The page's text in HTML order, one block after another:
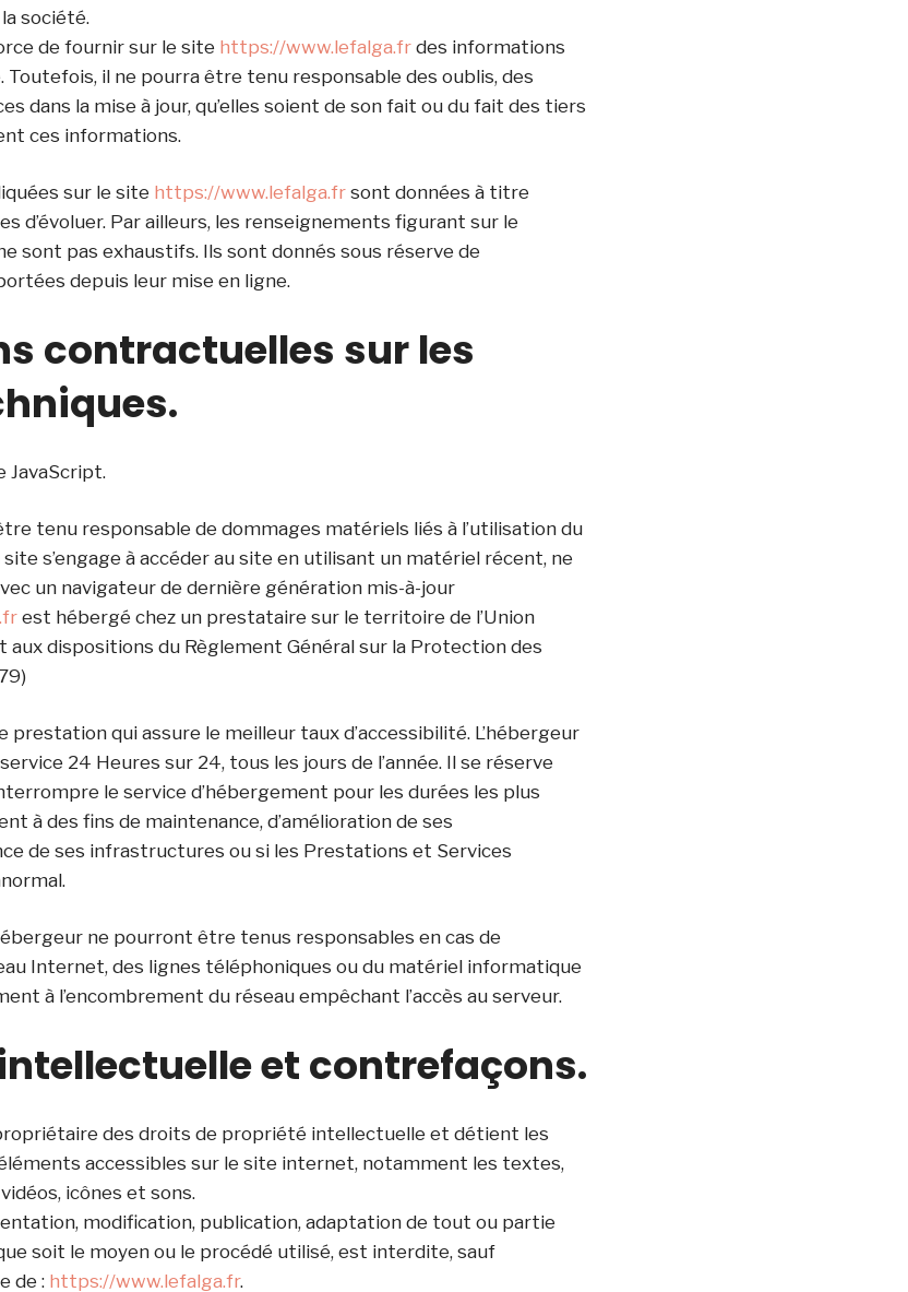
société.
de fournir sur le site https://www.lefalga.fr des informations
Toutefois, il ne pourra être tenu responsable des oublis, des
dans la mise à jour, qu’elles soient de son fait ou du fait des tiers
ces informations.
sur le site https://www.lefalga.fr sont données à titre
d’évoluer. Par ailleurs, les renseignements figurant sur le
sont pas exhaustifs. Ils sont donnés sous réserve de
depuis leur mise en ligne.
contractuelles sur les
JavaScript.
tenu responsable de dommages matériels liés à l’utilisation du
s’engage à accéder au site en utilisant un matériel récent, ne
un navigateur de dernière génération mis-à-jour
est hébergé chez un prestataire sur le territoire de l’Union
dispositions du Règlement Général sur la Protection des
prestation qui assure le meilleur taux d’accessibilité. L’hébergeur
24 Heures sur 24, tous les jours de l’année. Il se réserve
le service d’hébergement pour les durées les plus
à des fins de maintenance, d’amélioration de ses
de ses infrastructures ou si les Prestations et Services
ne pourront être tenus responsables en cas de
Internet, des lignes téléphoniques ou du matériel informatique
à l’encombrement du réseau empêchant l’accès au serveur.
et contrefaçons.
des droits de propriété intellectuelle et détient les
accessibles sur le site internet, notamment les textes,
icônes et sons.
modification, publication, adaptation de tout ou partie
soit le moyen ou le procédé utilisé, est interdite, sauf
de : https://www.lefalga.fr.